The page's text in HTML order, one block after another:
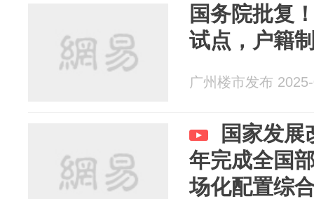
国务院批复
试点，户籍
广州楼市发布
国家发展
年完成全国
场化配置综